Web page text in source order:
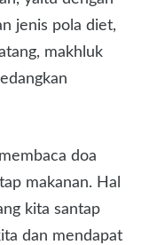
jenis pola diet,
makhluk
doa
makanan. Hal
kita santap
dan mendapat